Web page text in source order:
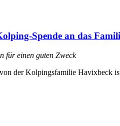
Spende an das
für einen guten Zweck
der Kolpingsfamilie Havixbeck